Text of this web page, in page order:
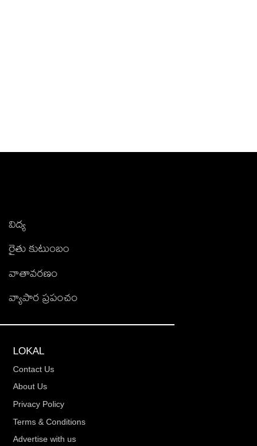
విద్య
రైతు కుటుంబం
వాతావరణం
వ్యాపార ప్రపంచం
LOKAL
Contact Us
About Us
Privacy Policy
Terms & Conditions
Advertise with us